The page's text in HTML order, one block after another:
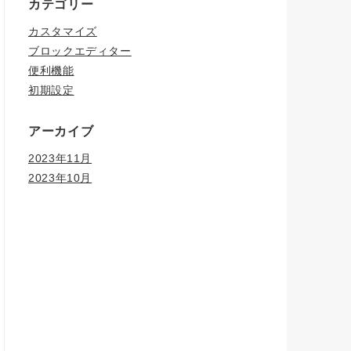
カテゴリー
カスタマイズ
ブロックエディター
便利機能
初期設定
アーカイブ
2023年11月
2023年10月